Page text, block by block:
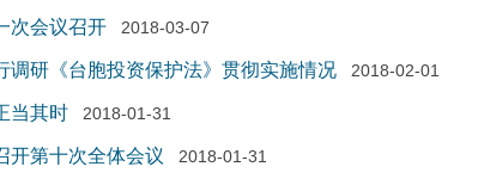
次会议召开 2018-03-07
调研《台胞投资保护法》贯彻实施情况 2018-02-01
当其时 2018-01-31
开第十次全体会议 2018-01-31